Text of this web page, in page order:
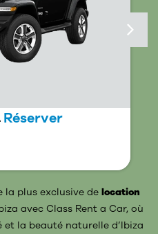
Réserver
la plus exclusive de location
avec Class Rent a Car, où
la beauté naturelle d’Ibiza